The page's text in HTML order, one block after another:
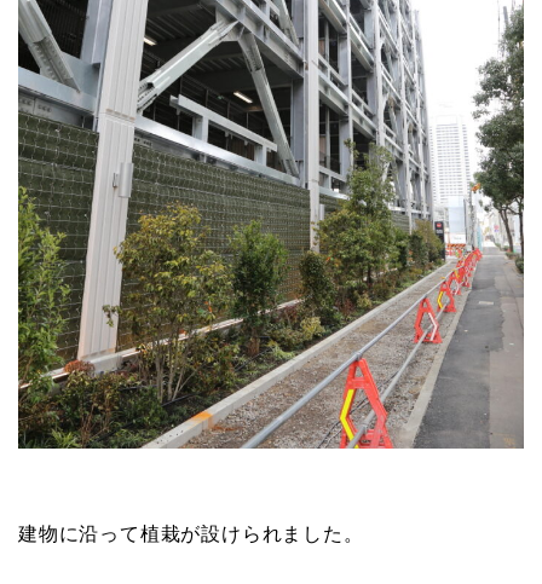
建物に沿って植栽が設けられました。